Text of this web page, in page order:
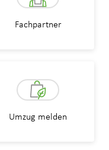
Fachpartner
Umzug melden